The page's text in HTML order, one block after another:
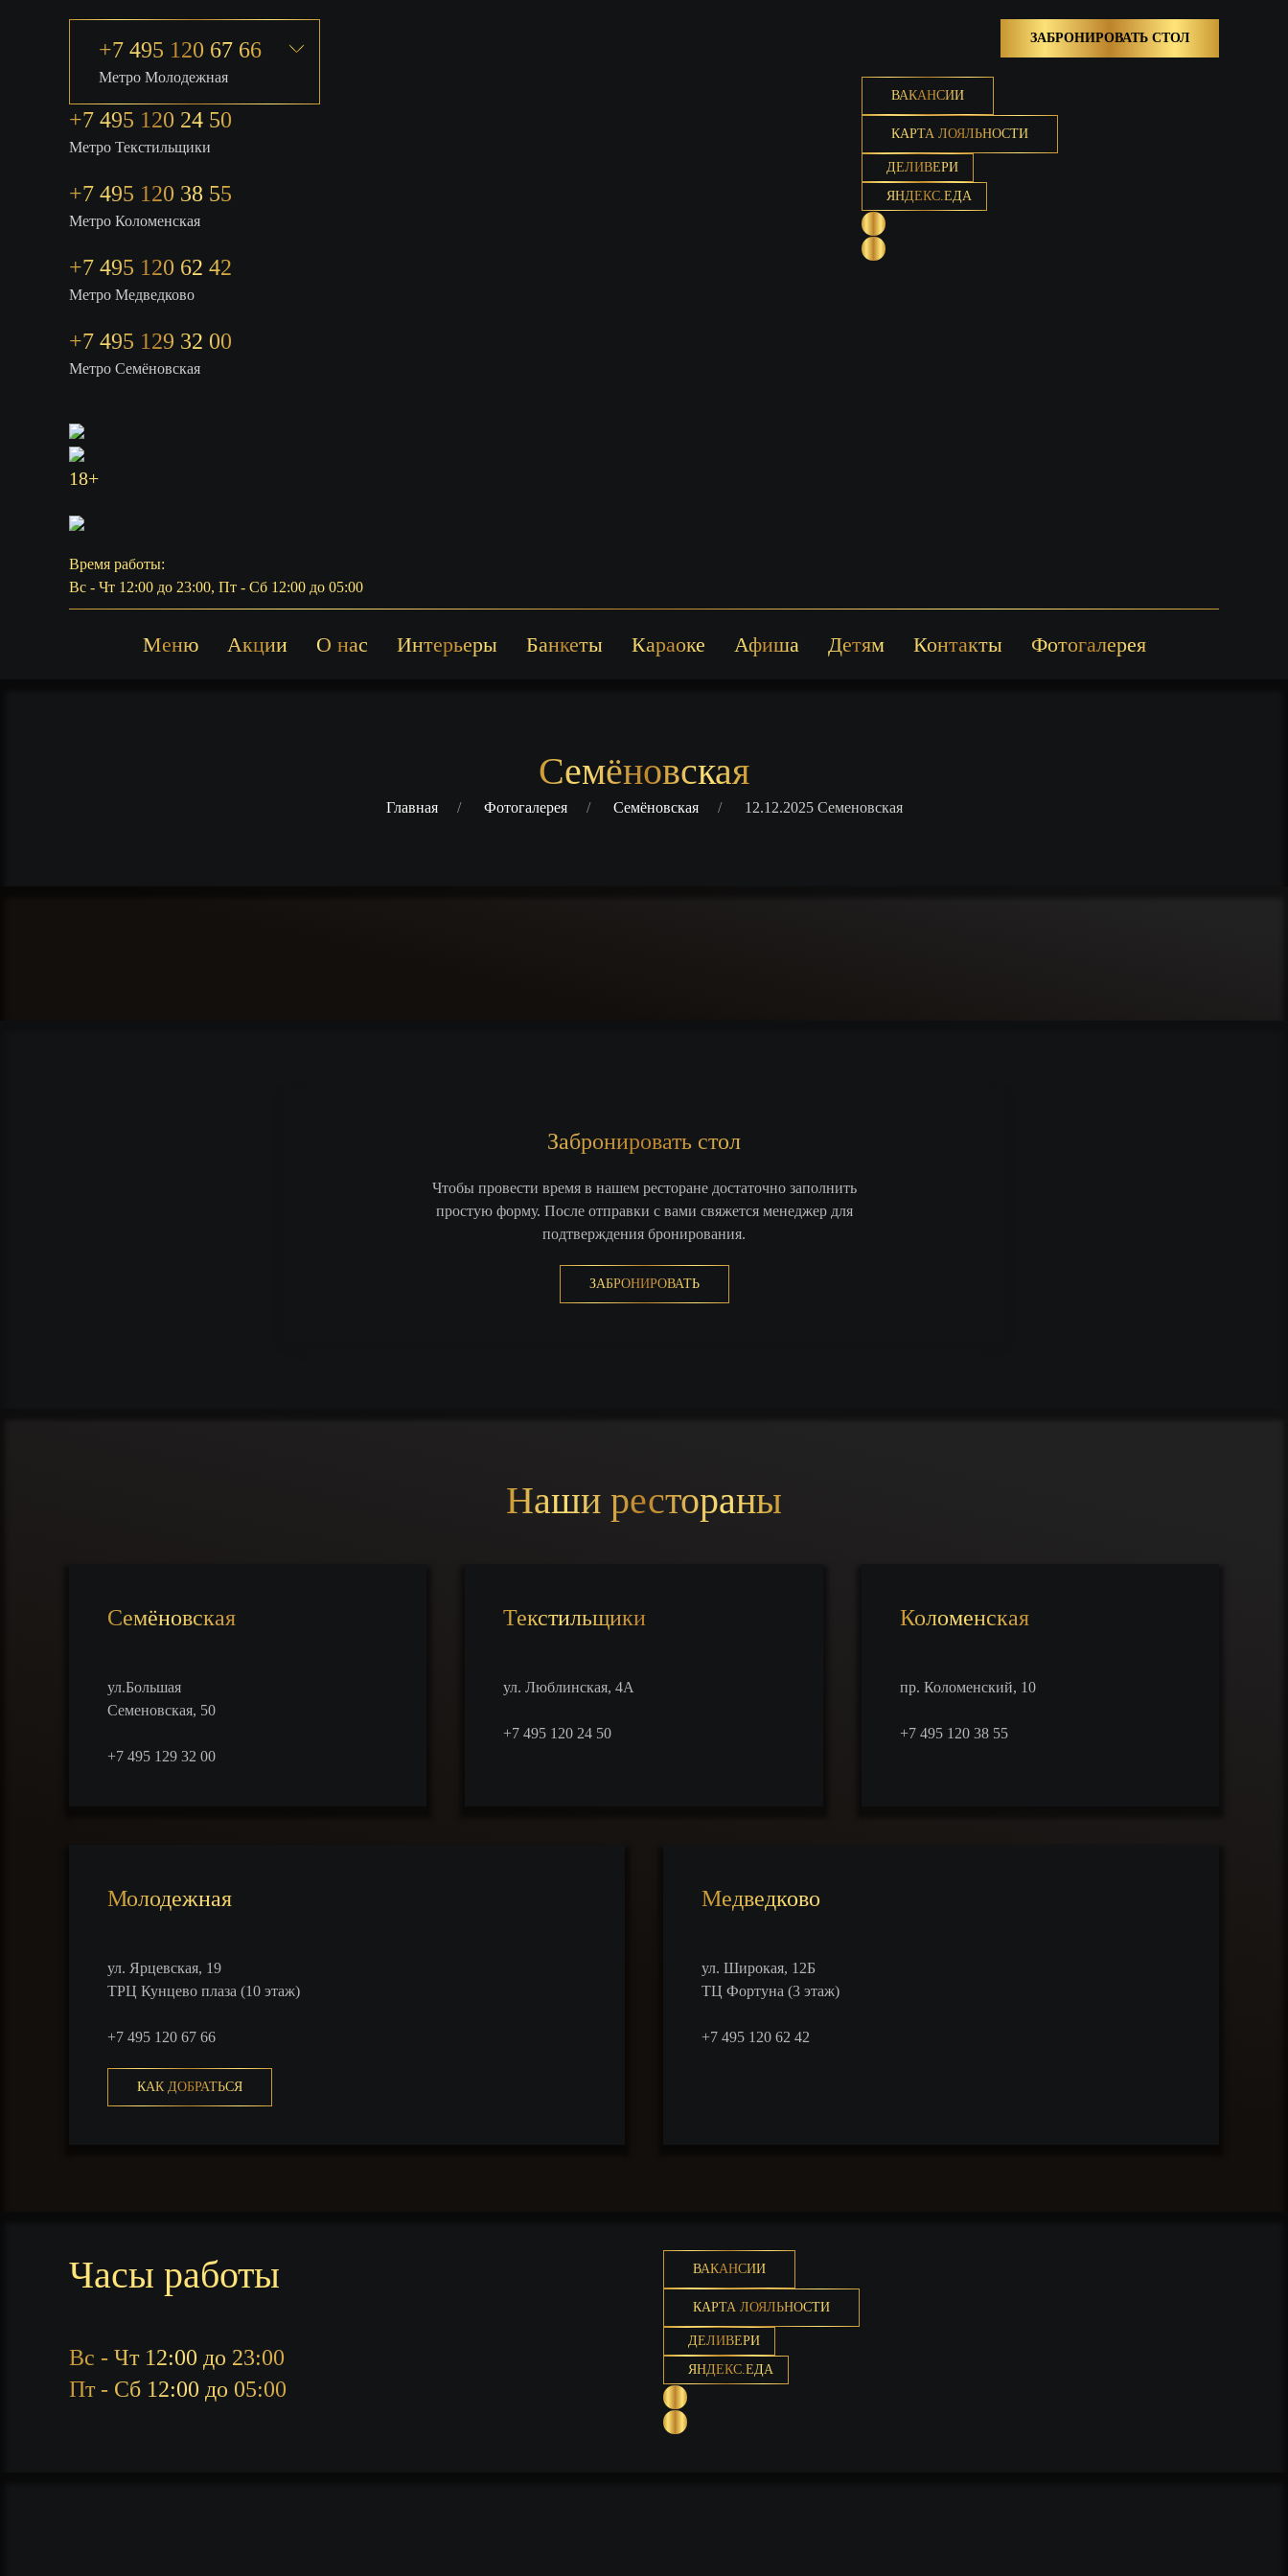
+7 495 120 67 66
Метро Молодежная
+7 495 120 24 50
Метро Текстильщики
+7 495 120 38 55
Метро Коломенская
‎+7 495 120 62 42
Метро Медведково
+7 495 129 32 00
Метро Семёновская
18+
Время работы:
Вс - Чт 12:00 до 23:00, Пт - Сб 12:00 до 05:00
ЗАБРОНИРОВАТЬ СТОЛ
ВАКАНСИИ
КАРТА ЛОЯЛЬНОСТИ
ДЕЛИВЕРИ
ЯНДЕКС.ЕДА
Меню Акции О нас Интерьеры Банкеты Караоке Афиша Детям Контакты Фотогалерея
Семёновская
Главная Фотогалерея Семёновская 12.12.2025 Семеновская
Забронировать стол
Чтобы провести время в нашем ресторане достаточно заполнить
простую форму. После отправки с вами свяжется менеджер для
подтверждения бронирования.
ЗАБРОНИРОВАТЬ
Наши рестораны
Семёновская
ул.Большая
Семеновская, 50
+7 495 129 32 00
Текстильщики
ул. Люблинская, 4А
+7 495 120 24 50
Коломенская
пр. Коломенский, 10
+7 495 120 38 55
Молодежная
ул. Ярцевская, 19
ТРЦ Кунцево плаза (10 этаж)
+7 495 120 67 66
КАК ДОБРАТЬСЯ
Медведково
ул. Широкая, 12Б
ТЦ Фортуна (3 этаж)
‎+7 495 120 62 42
Часы работы
Вс - Чт 12:00 до 23:00
Пт - Сб 12:00 до 05:00
ВАКАНСИИ
КАРТА ЛОЯЛЬНОСТИ
ДЕЛИВЕРИ
ЯНДЕКС.ЕДА